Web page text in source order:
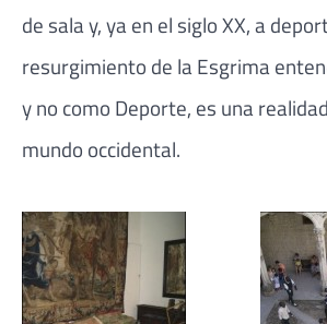
de sala y, ya en el siglo XX, a
resurgimiento de la Esgrima
y no como Deporte, es una
mundo occidental.